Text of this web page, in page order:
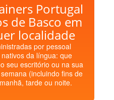
Portugal
de Basco em
localidade
por pessoal
da língua: que
seu escritório ou na sua
(incluindo fins de
tarde ou noite.